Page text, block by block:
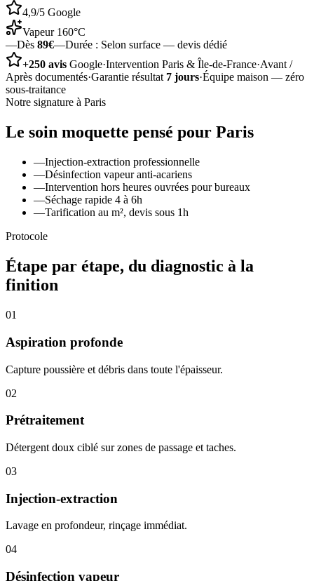
4,9/5 Google
Vapeur 160°C
—Dès 89€—Durée : Selon surface — devis dédié
+250 avis Google·Intervention Paris & Île-de-France·Avant /
Après documentés·Garantie résultat 7 jours·Équipe maison — zéro
sous-traitance
Notre signature à Paris
Le soin moquette pensé pour Paris
—Injection-extraction professionnelle
—Désinfection vapeur anti-acariens
—Intervention hors heures ouvrées pour bureaux
—Séchage rapide 4 à 6h
—Tarification au m², devis sous 1h
Protocole
Étape par étape, du diagnostic à la
finition
01
Aspiration profonde
Capture poussière et débris dans toute l'épaisseur.
02
Prétraitement
Détergent doux ciblé sur zones de passage et taches.
03
Injection-extraction
Lavage en profondeur, rinçage immédiat.
04
Désinfection vapeur